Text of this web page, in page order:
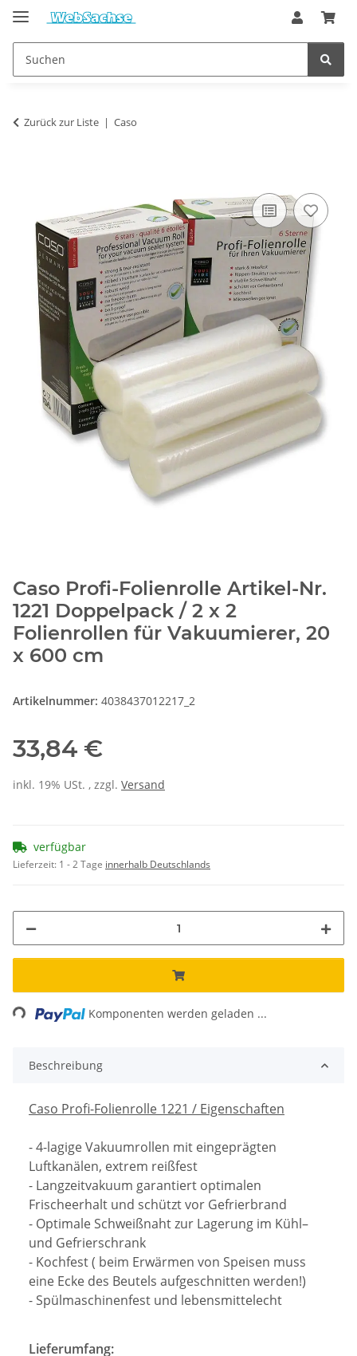
Zurück zur Liste Caso
Caso Profi-Folienrolle Artikel-Nr.
1221 Doppelpack / 2 x 2
Folienrollen für Vakuumierer, 20
x 600 cm
Artikelnummer: 4038437012217_2
33,84 €
inkl. 19% USt. , zzgl. Versand
verfügbar
Lieferzeit: 1 - 2 Tage innerhalb Deutschlands
Komponenten werden geladen ...
Beschreibung
Caso Profi-Folienrolle 1221 / Eigenschaften
- 4-lagige Vakuumrollen mit eingeprägten
Luftkanälen, extrem reißfest
- Langzeitvakuum garantiert optimalen
Frischeerhalt und schützt vor Gefrierbrand
- Optimale Schweißnaht zur Lagerung im Kühl–
und Gefrierschrank
- Kochfest ( beim Erwärmen von Speisen muss
eine Ecke des Beutels aufgeschnitten werden!)
- Spülmaschinenfest und lebensmittelecht
Lieferumfang: